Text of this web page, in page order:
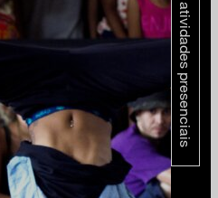
atividades presenciais